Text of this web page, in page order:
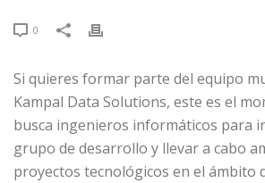
0
Si quieres formar parte del equipo
Kampal Data Solutions, este es el
busca ingenieros informáticos para
grupo de desarrollo y llevar a cabo
proyectos tecnológicos en el ámbito